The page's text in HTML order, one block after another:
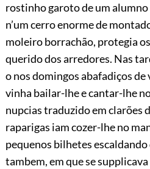
rostinho garoto de um
n’um cerro enorme de
moleiro borrachão, protegia
querido dos arredores. Nas
o nos domingos abafadiços de
vinha bailar-lhe e cantar-lhe
nupcias traduzido em clarões
raparigas iam cozer-lhe no
pequenos bilhetes escaldando
tambem, em que se